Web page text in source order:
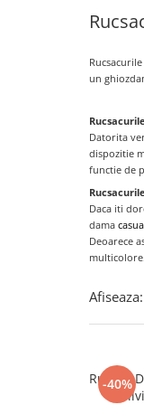
Rucsacurile
un
Datorita
dispozitie
functie de
Daca iti
dama
Deoarece
Afiseaza:
-40%
Rucsac